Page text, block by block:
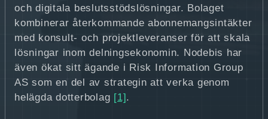
och digitala beslutsstödslösningar. Bolaget
kombinerar återkommande abonnemangsintäkter
med konsult- och projektleveranser för att skala
lösningar inom delningsekonomin. Nodebis har
även ökat sitt ägande i Risk Information Group
AS som en del av strategin att verka genom
helägda dotterbolag [1] .